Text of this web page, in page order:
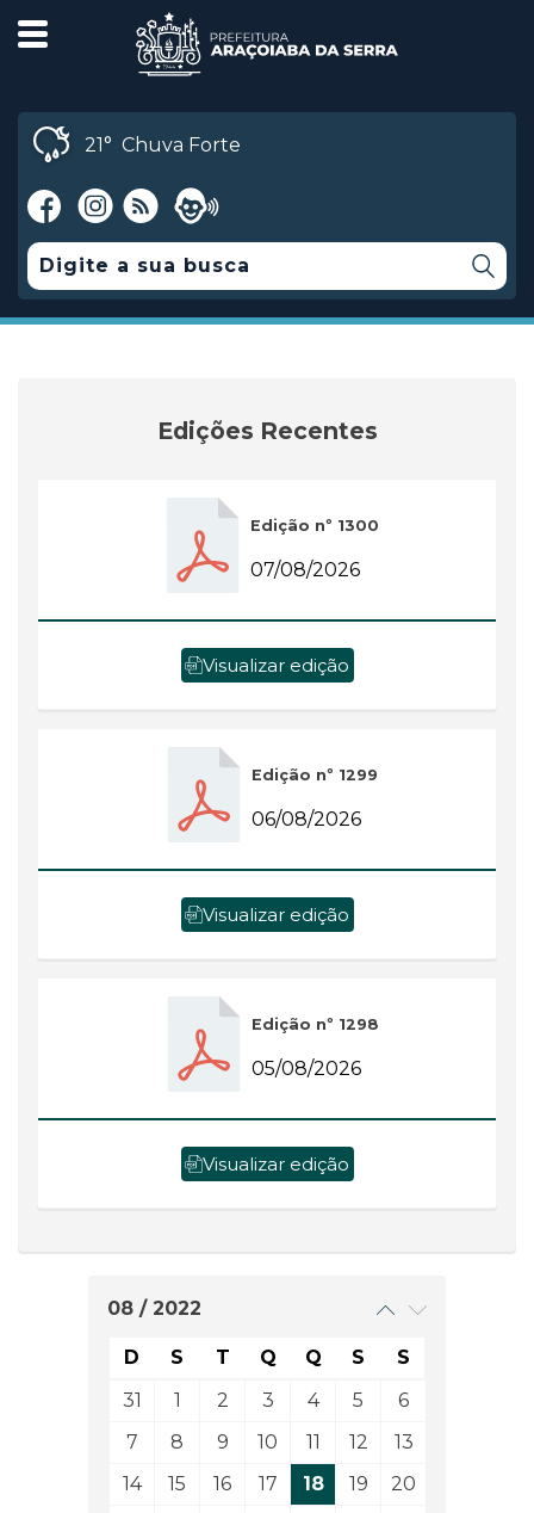
21° Chuva Forte
Edições Recentes
Edição nº 1300
07/08/2026
Visualizar edição
Edição nº 1299
06/08/2026
Visualizar edição
Edição nº 1298
05/08/2026
Visualizar edição
08 / 2022
D S T Q Q S
S
31
1 2 3 4 5
6
7
8 9 10 11 12
13
14
15 16 17 18 19
20